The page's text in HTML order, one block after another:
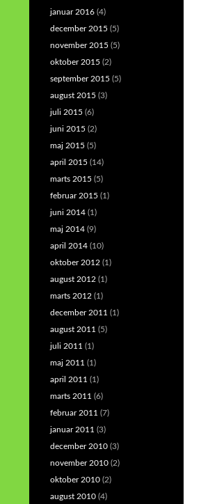
januar 2016 (4)
december 2015 (5)
november 2015 (5)
oktober 2015 (2)
september 2015 (5)
august 2015 (3)
juli 2015 (6)
juni 2015 (2)
maj 2015 (5)
april 2015 (14)
marts 2015 (5)
februar 2015 (1)
juni 2014 (1)
maj 2014 (9)
april 2014 (10)
oktober 2012 (1)
august 2012 (1)
marts 2012 (1)
december 2011 (1)
august 2011 (5)
juli 2011 (1)
maj 2011 (1)
april 2011 (1)
marts 2011 (6)
februar 2011 (7)
januar 2011 (3)
december 2010 (3)
november 2010 (2)
oktober 2010 (2)
august 2010 (4)